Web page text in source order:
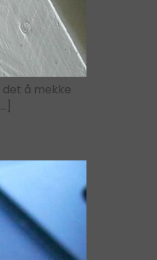
det å mekke